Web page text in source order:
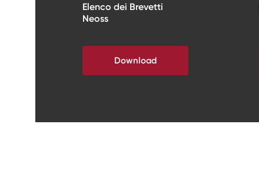
Elenco dei Brevetti
Neoss
Download